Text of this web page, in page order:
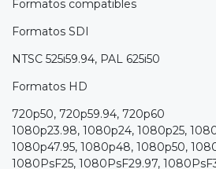
Formatos compatibles
Formatos SDI
NTSC 525i59.94, PAL 625i50
Formatos HD
720p50, 720p59.94, 720p60
1080p23.98, 1080p24, 1080p25,
1080p47.95, 1080p48, 1080p50,
1080PsF25, 1080PsF29.97,